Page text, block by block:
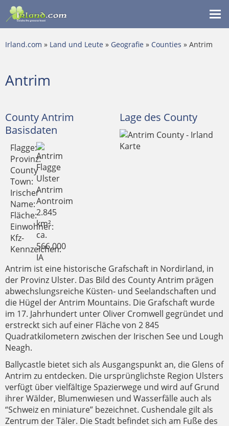
Irland.com » Land und Leute » Geografie » Counties » Antrim
Antrim
County Antrim
Basisdaten
Flagge:
Provinz:
County
Town:
Irischer
Name:
Fläche:
Einwohner:
Kfz-
Kennzeichen:
Ulster
Antrim
Aontroim
2.845
km²
ca.
566.000
IA
Lage des County
Antrim ist eine historische Grafschaft in Nordirland, in
der Provinz Ulster. Das Bild des County Antrim prägen
abwechslungsreiche Küsten- und Seelandschaften und
die Hügel der Antrim Mountains. Die Grafschaft wurde
im 17. Jahrhundert unter Oliver Cromwell gegründet und
erstreckt sich auf einer Fläche von 2 845
Quadratkilometern zwischen der Irischen See und Lough
Neagh.
Ballycastle bietet sich als Ausgangspunkt an, die Glens of
Antrim zu entdecken. Die ursprünglichste Region Ulsters
verfügt über vielfältige Spazierwege und wird auf Grund
ihrer Wälder, Blumenwiesen und Wasserfälle auch als
“Schweiz en miniature” bezeichnet. Cushendale gilt als
Zentrum der Täler. Die Stadt befindet sich am Fuße des